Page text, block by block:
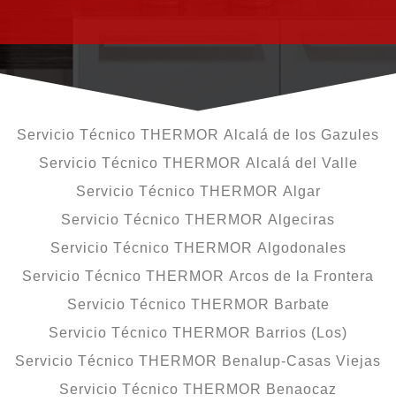
Servicio Técnico THERMOR Alcalá de los Gazules
Servicio Técnico THERMOR Alcalá del Valle
Servicio Técnico THERMOR Algar
Servicio Técnico THERMOR Algeciras
Servicio Técnico THERMOR Algodonales
Servicio Técnico THERMOR Arcos de la Frontera
Servicio Técnico THERMOR Barbate
Servicio Técnico THERMOR Barrios (Los)
Servicio Técnico THERMOR Benalup-Casas Viejas
Servicio Técnico THERMOR Benaocaz